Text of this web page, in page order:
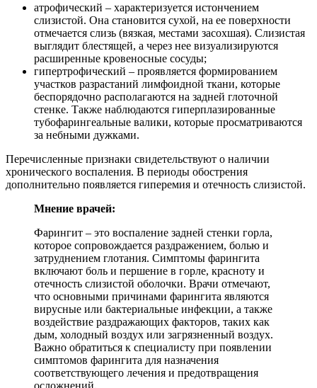
атрофический – характеризуется истончением
слизистой. Она становится сухой, на ее поверхности
отмечается слизь (вязкая, местами засохшая). Слизистая
выглядит блестящей, а через нее визуализируются
расширенные кровеносные сосуды;
гипертрофический – проявляется формированием
участков разрастаний лимфоидной ткани, которые
беспорядочно располагаются на задней глоточной
стенке. Также наблюдаются гиперплазированные
тубофарингеальные валики, которые просматриваются
за небными дужками.
Перечисленные признаки свидетельствуют о наличии
хронического воспаления. В периоды обострения
дополнительно появляется гиперемия и отечность слизистой.
Мнение врачей:
Фарингит – это воспаление задней стенки горла,
которое сопровождается раздражением, болью и
затруднением глотания. Симптомы фарингита
включают боль и першение в горле, красноту и
отечность слизистой оболочки. Врачи отмечают,
что основными причинами фарингита являются
вирусные или бактериальные инфекции, а также
воздействие раздражающих факторов, таких как
дым, холодный воздух или загрязненный воздух.
Важно обратиться к специалисту при появлении
симптомов фарингита для назначения
соответствующего лечения и предотвращения
осложнений.